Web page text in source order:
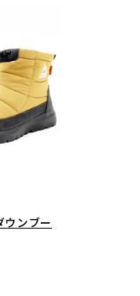
ウンブー